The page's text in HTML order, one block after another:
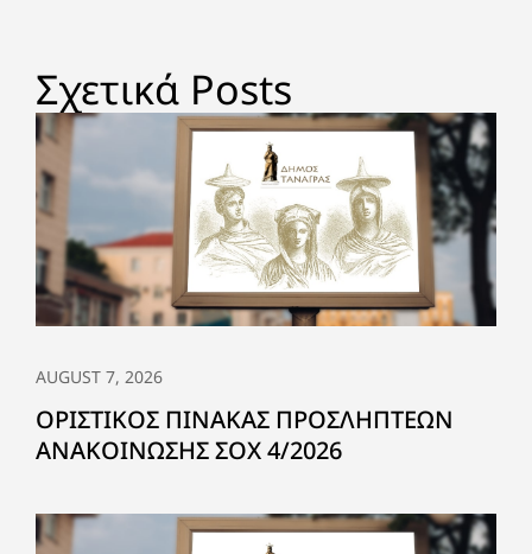
Σχετικά Posts
AUGUST 7, 2026
ΟΡΙΣΤΙΚΟΣ ΠΙΝΑΚΑΣ ΠΡΟΣΛΗΠΤΕΩΝ
ΑΝΑΚΟΙΝΩΣΗΣ ΣΟΧ 4/2026